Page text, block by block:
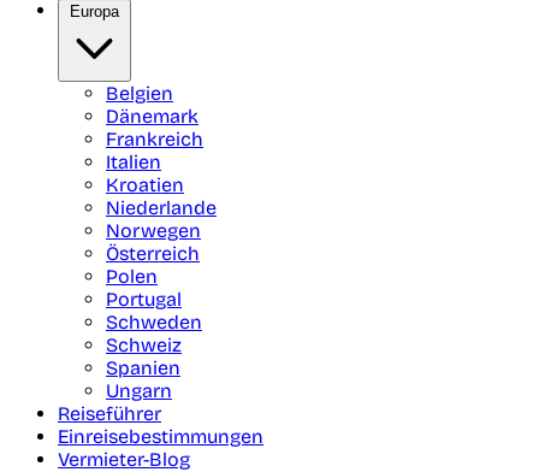
Europa
Belgien
Dänemark
Frankreich
Italien
Kroatien
Niederlande
Norwegen
Österreich
Polen
Portugal
Schweden
Schweiz
Spanien
Ungarn
Reiseführer
Einreisebestimmungen
Vermieter-Blog